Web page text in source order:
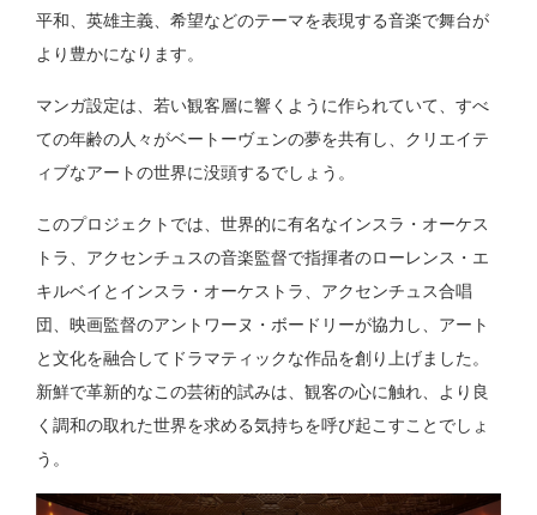
平和、英雄主義、希望などのテーマを表現する音楽で舞台が
より豊かになります。
マンガ設定は、若い観客層に響くように作られていて、すべ
ての年齢の人々がベートーヴェンの夢を共有し、クリエイテ
ィブなアートの世界に没頭するでしょう。
このプロジェクトでは、世界的に有名なインスラ・オーケス
トラ、アクセンチュスの音楽監督で指揮者のローレンス・エ
キルベイとインスラ・オーケストラ、アクセンチュス合唱
団、映画監督のアントワーヌ・ボードリーが協力し、アート
と文化を融合してドラマティックな作品を創り上げました。
新鮮で革新的なこの芸術的試みは、観客の心に触れ、より良
く調和の取れた世界を求める気持ちを呼び起こすことでしょ
う。